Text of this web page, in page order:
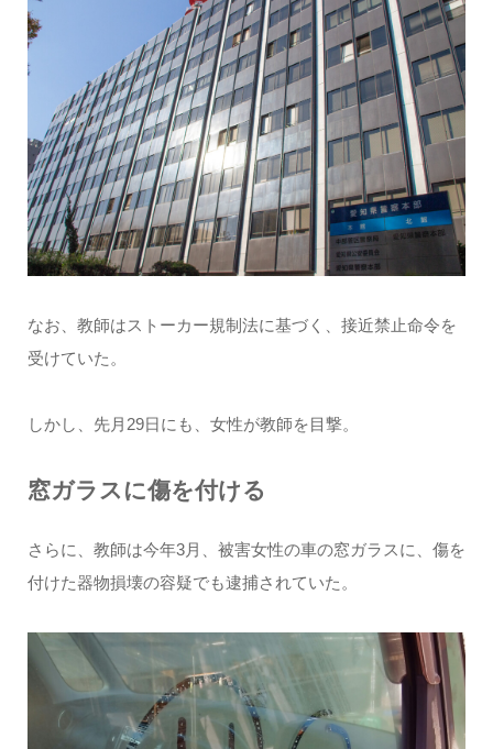
なお、教師はストーカー規制法に基づく、接近禁止命令を
受けていた。
しかし、先月29日にも、女性が教師を目撃。
窓ガラスに傷を付ける
さらに、教師は今年3月、被害女性の車の窓ガラスに、傷を
付けた器物損壊の容疑でも逮捕されていた。